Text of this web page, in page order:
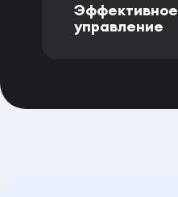
Эффективное
управление